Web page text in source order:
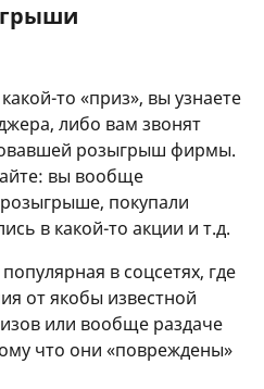
то «приз», вы узнаете
либо вам звонят
розыгрыш фирмы.
вы вообще
покупали
в какой-то акции и т.д.
в соцсетях, где
от якобы известной
или вообще раздаче
что они «повреждены»